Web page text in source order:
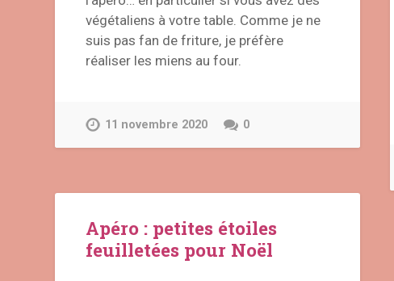
végétaliens à votre table. Comme je ne
suis pas fan de friture, je préfère
réaliser les miens au four.
11 novembre 2020 0
Apéro : petites étoiles
feuilletées pour Noël